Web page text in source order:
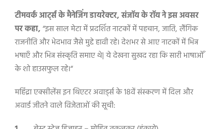
टीमवर्क आर्ट्स के मैनेजिंग डायरेक्टर,संजॉय के रॉय ने इस अवसर
पर कहा,“इस साल मेटा में प्रदर्शित नाटकों में पहचान,जाति,लैंगिक
राजनीति और भेदभाव जैसे मुद्दे हावी रहे।देशभर से आए नाटकों में भिन्न
भषाएँ और भिन्न संस्कृति समाए थे|ये देखना सुखद रहा कि सारी भाषाओँ
के शो हाउसफुल रहे।“
महिंद्रा एक्सीलेंस इन थिएटर अवार्ड्स के 18वें संस्करण में दिल और
अवार्ड जीतने वाले विजेताओं की सूची: